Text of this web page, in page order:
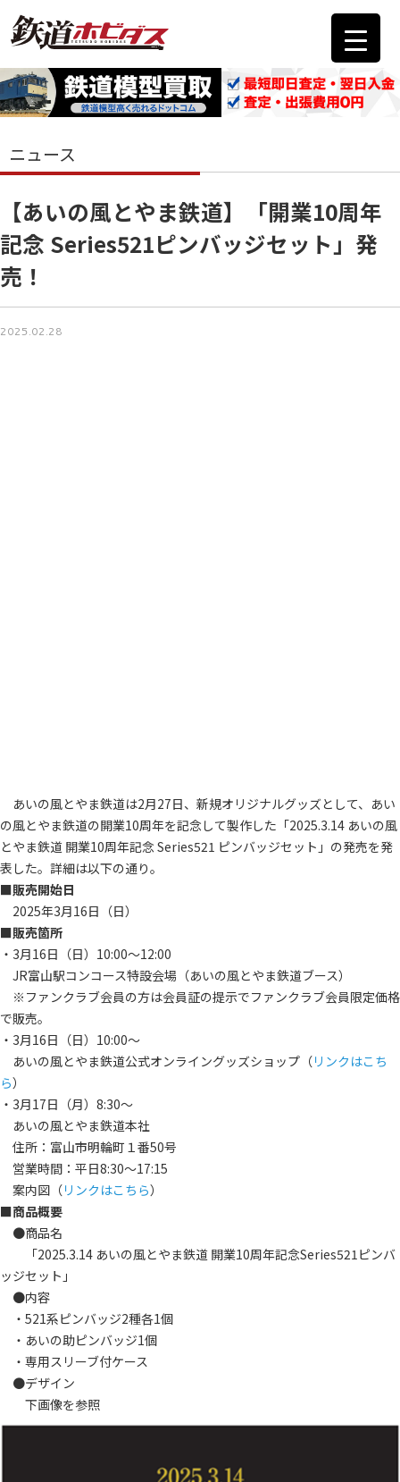
ニュース
【あいの風とやま鉄道】「開業10周年
記念 Series521ピンバッジセット」発
売！
2025.02.28
あいの風とやま鉄道は2月27日、新規オリジナルグッズとして、あい
の風とやま鉄道の開業10周年を記念して製作した「2025.3.14 あいの風
とやま鉄道 開業10周年記念 Series521 ピンバッジセット」の発売を発
表した。詳細は以下の通り。
■販売開始日
2025年3月16日（日）
■販売箇所
・3月16日（日）10:00～12:00
JR富山駅コンコース特設会場（あいの風とやま鉄道ブース）
※ファンクラブ会員の方は会員証の提示でファンクラブ会員限定価格
で販売。
・3月16日（日）10:00～
あいの風とやま鉄道公式オンライングッズショップ（リンクはこち
ら）
・3月17日（月）8:30～
あいの風とやま鉄道本社
住所：富山市明輪町１番50号
営業時間：平日8:30～17:15
案内図（リンクはこちら）
■商品概要
●商品名
「2025.3.14 あいの風とやま鉄道 開業10周年記念Series521ピンバ
ッジセット」
●内容
・521系ピンバッジ2種各1個
・あいの助ピンバッジ1個
・専用スリーブ付ケース
●デザイン
下画像を参照